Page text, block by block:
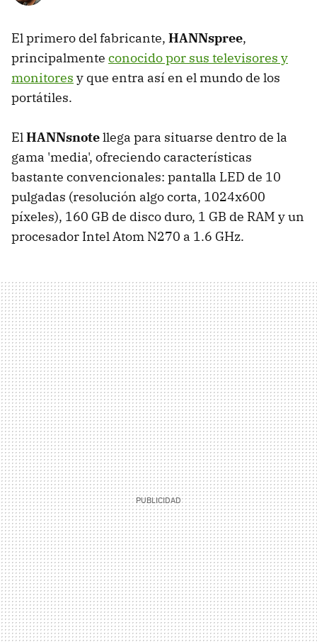
El primero del fabricante, HANNspree,
principalmente conocido por sus televisores y
monitores y que entra así en el mundo de los
portátiles.
ElHANNsnotellega para situarse dentro de la
gama 'media', ofreciendo características
bastante convencionales: pantalla LED de 10
pulgadas (resolución algo corta, 1024x600
píxeles), 160 GB de disco duro, 1 GB de RAM y un
procesador Intel Atom N270 a 1.6 GHz.